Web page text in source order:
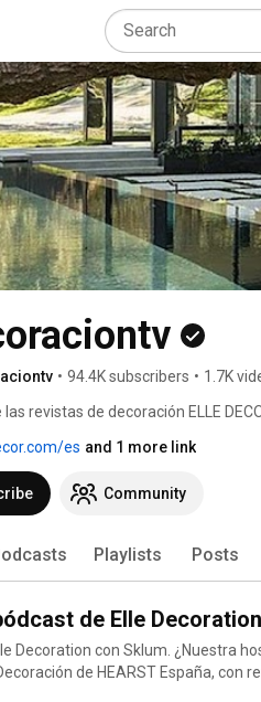
• 94.4K subscribers • 1.7K
revistas de decoración ELLE
es and 1 more link
Community
Playlists Posts
de Elle
¿Nuestra host? Marta Riopérez,
de HEARST España, con